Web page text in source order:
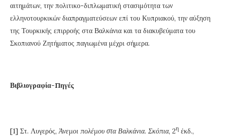
αιτημάτων, την πολιτικο-διπλωματική στασιμότητα των
ελληνοτουρκικών διαπραγματεύσεων επί του Κυπριακού, την αύξηση
της Τουρκικής επιρροής στα Βαλκάνια και τα διακυβεύματα του
Σκοπιανού Ζητήματος παγιωμένα μέχρι σήμερα.
Βιβλιογραφία-Πηγές
[1] Στ. Λυγερός,Άνεμοι πολέμου στα Βαλκάνια. Σκόπια, 2η έκδ.,